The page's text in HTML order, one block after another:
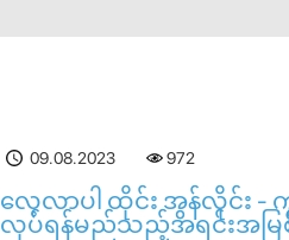
09.08.2023 972
လေ့လာပါ ထိုင်း အွန်လိုင်း -
လုပ်ရန်မည်သည့်အရင်းအမြစ်မ